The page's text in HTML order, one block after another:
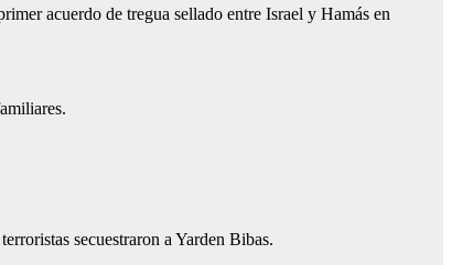
acuerdo de tregua sellado entre Israel y Hamás en
secuestraron a Yarden Bibas.